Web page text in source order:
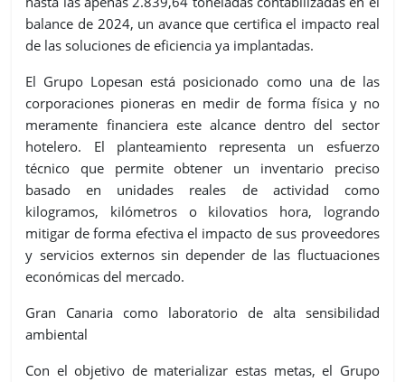
balance de 2024, un avance que certifica el impacto real
de las soluciones de eficiencia ya implantadas.
El Grupo Lopesan está posicionado como una de las
corporaciones pioneras en medir de forma física y no
meramente financiera este alcance dentro del sector
hotelero. El planteamiento representa un esfuerzo
técnico que permite obtener un inventario preciso
basado en unidades reales de actividad como
kilogramos, kilómetros o kilovatios hora, logrando
mitigar de forma efectiva el impacto de sus proveedores
y servicios externos sin depender de las fluctuaciones
económicas del mercado.
Gran Canaria como laboratorio de alta sensibilidad
ambiental
Con el objetivo de materializar estas metas, el Grupo